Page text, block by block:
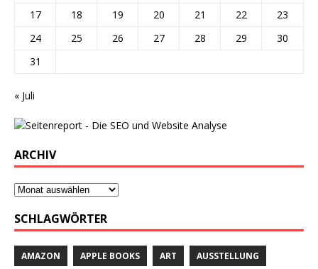
17
18 19 20 21 22
23
24
25 26 27 28 29
30
31
« Juli
ARCHIV
SCHLAGWÖRTER
AMAZON APPLE BOOKS ART AUSSTELLUNG